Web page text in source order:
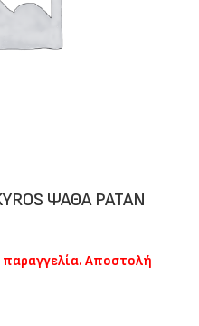
ΨΑΘΑ ΡΑΤΑΝ
παραγγελία. Αποστολή